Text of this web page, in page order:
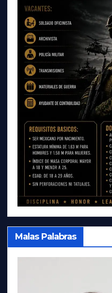
Malas Palabras